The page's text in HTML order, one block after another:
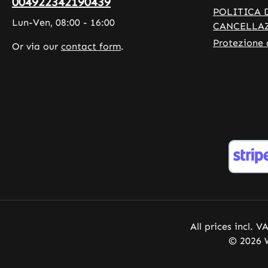
vitamina K contribuisce alla
normale coagulazione del sangue.
La vitamina K contribuisce al
mantenimento di ossa normali. La
contribuisce a normali livelli di
calcio nel sangue. La vitamina D
una normale struttura ossea. La
mantenimento della normale
funzione muscolare. La vitamina D
Lun-Ven, 08:00 - 16:00
Or via our contact form.
POLITICA
Protezione
All prices incl.
© 2026